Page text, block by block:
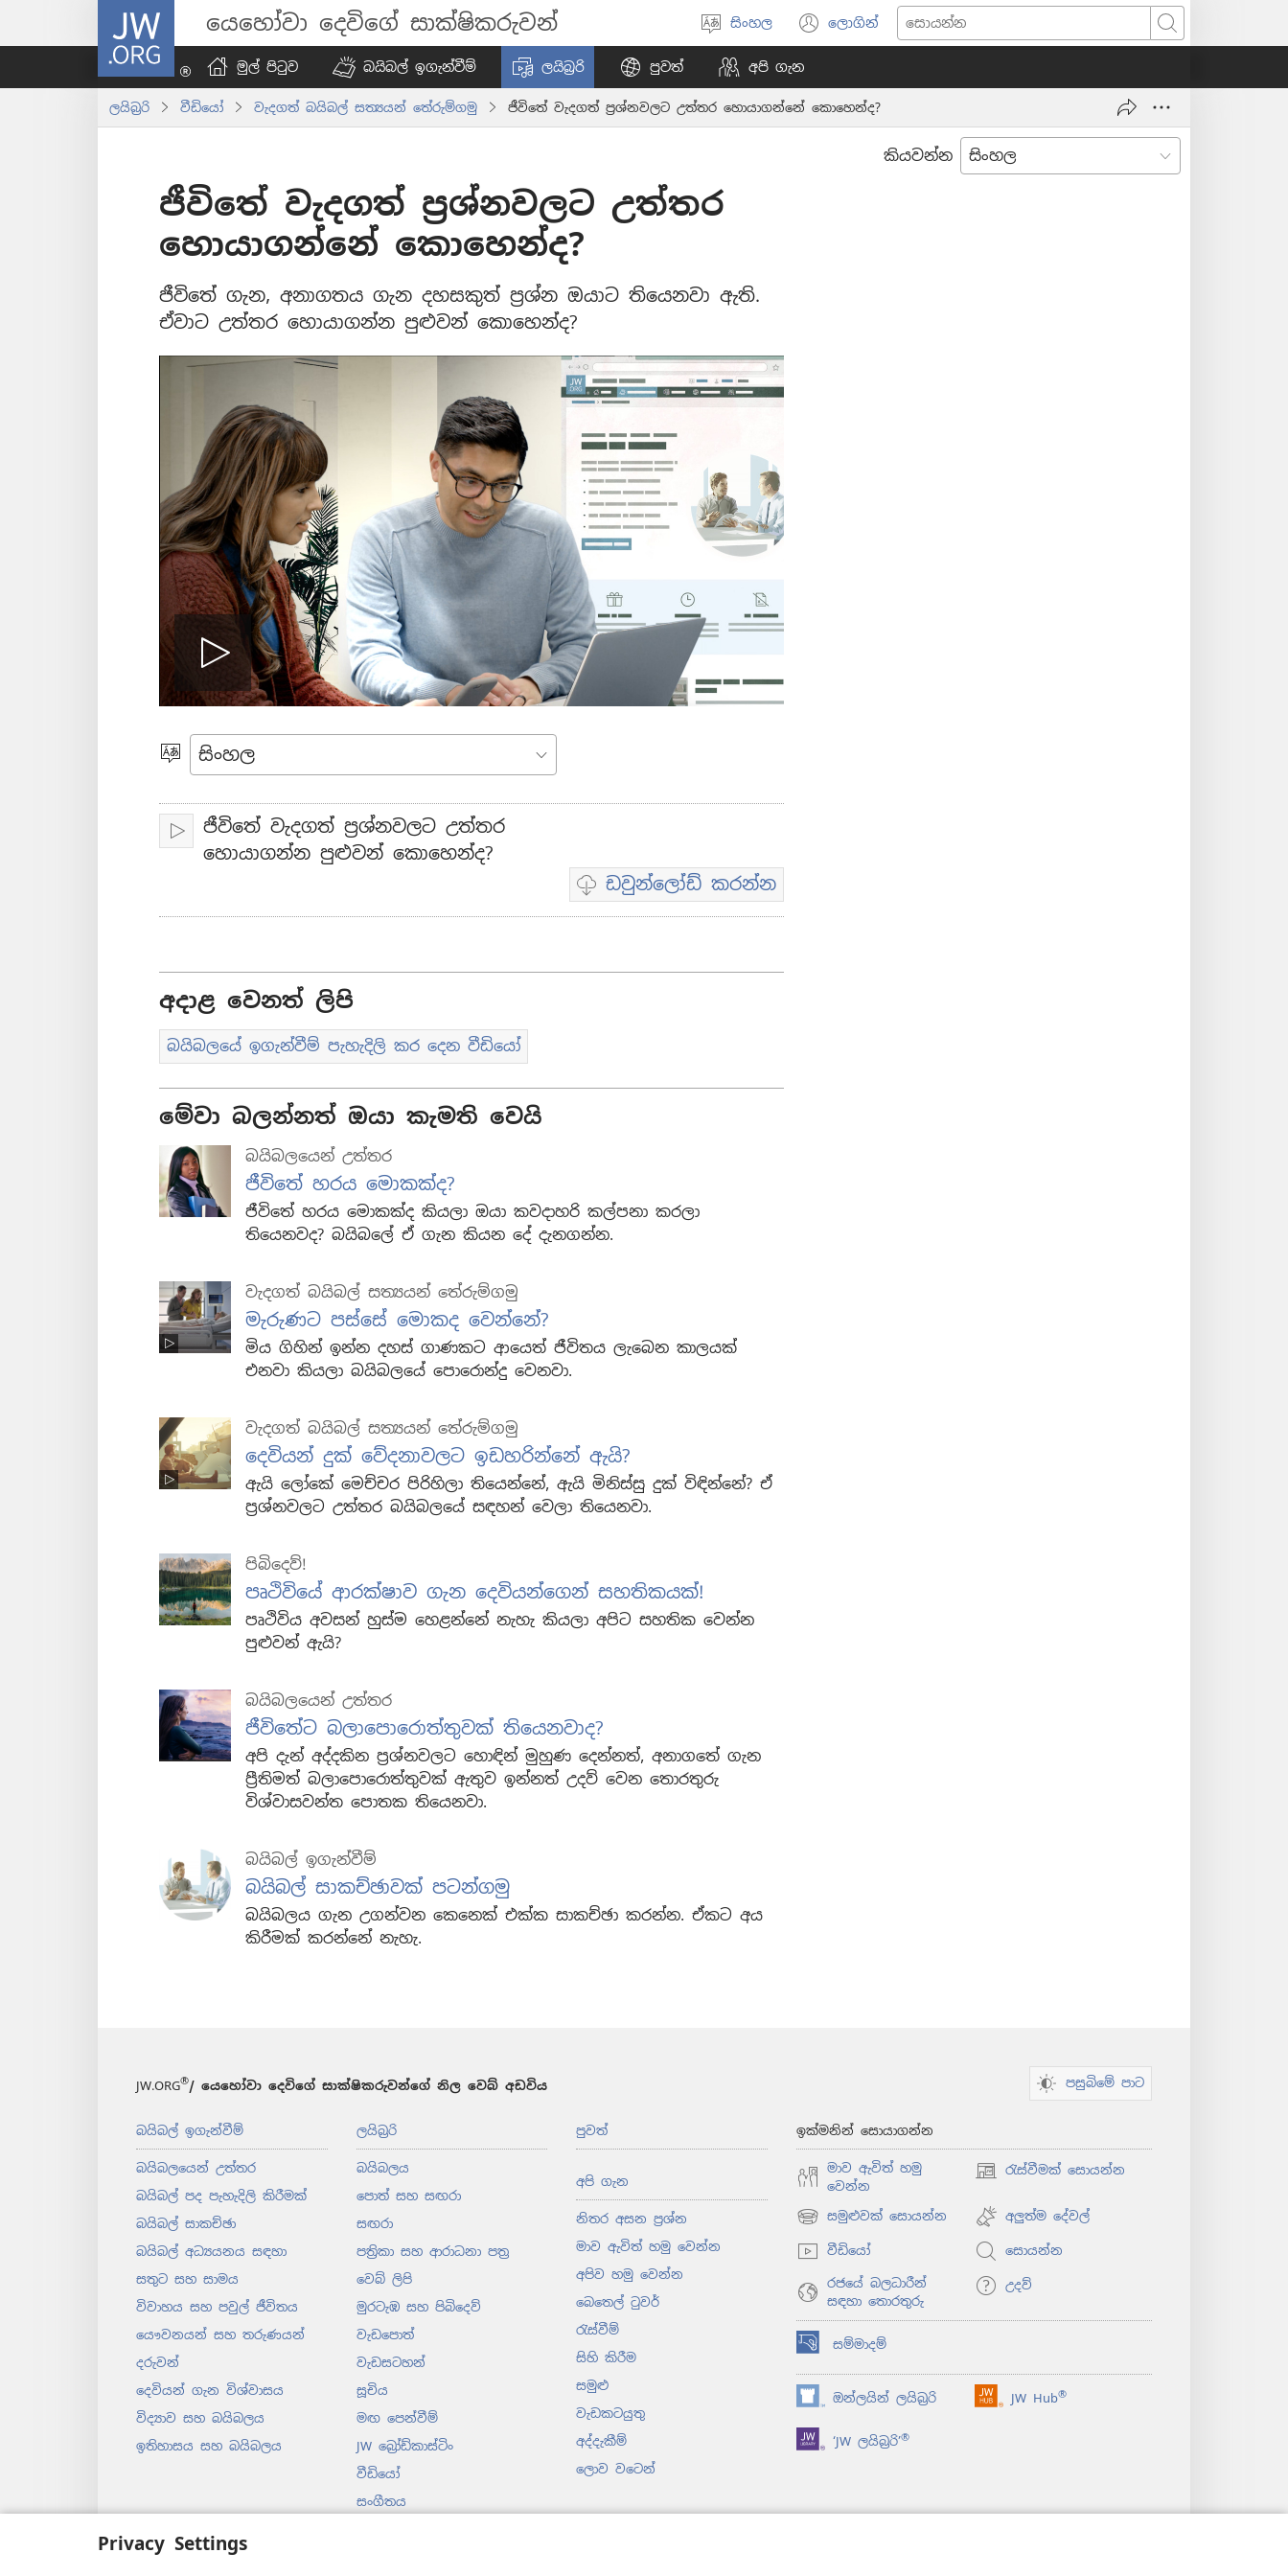
Privacy Settings
JW.ORG යෙහෝවා දෙවිගේ සාක්ෂිකරුවන්
භාෂාව
තෝරන්න
සිංහල ලොගින්
(opens
new
සොයන්න
මුල් පිටුව බයිබල් ඉගැන්වීම් ලයිබ්‍රරි පුවත් අපි ගැන
ලයිබ්‍රරි වීඩියෝ වැදගත් බයිබල් සත්‍යයන් තේරුම්ගමු ජීවිතේ වැදගත් ප්‍රශ්නවලට උත්තර හොයාගන්නේ කොහෙන්ද?
කියවන්න
ජීවිතේ වැදගත් ප්‍රශ්නවලට උත්තර
හොයාගන්නේ කොහෙන්ද?
ජීවිතේ ගැන, අනාගතය ගැන දහසකුත් ප්‍රශ්න ඔයාට තියෙනවා ඇති.
ඒවාට උත්තර හොයාගන්න පුළුවන් කොහෙන්ද?
ප්ලේ
කැමති
භාෂාව
Play
ජීවිතේ වැදගත් ප්‍රශ්නවලට උත්තර
හොයාගන්න පුළුවන් කොහෙන්ද?
ඩවුන්ලෝඩ් කරන්න
Video
download
අදාළ වෙනත් ලිපි
බයිබලයේ ඉගැන්වීම් පැහැදිලි කර දෙන වීඩියෝ
මේවා බලන්නත් ඔයා කැමති වෙයි
බයිබලයෙන් උත්තර
ජීවිතේ හරය මොකක්ද?
ජීවිතේ හරය මොකක්ද කියලා ඔයා කවදාහරි කල්පනා කරලා
තියෙනවද? බයිබලේ ඒ ගැන කියන දේ දැනගන්න.
වැදගත් බයිබල් සත්‍යයන් තේරුම්ගමු
මැරුණට පස්සේ මොකද වෙන්නේ?
මිය ගිහින් ඉන්න දහස් ගාණකට ආයෙත් ජීවිතය ලැබෙන කාලයක්
එනවා කියලා බයිබලයේ පොරොන්දු වෙනවා.
වැදගත් බයිබල් සත්‍යයන් තේරුම්ගමු
දෙවියන් දුක් වේදනාවලට ඉඩහරින්නේ ඇයි?
ඇයි ලෝකේ මෙච්චර පිරිහිලා තියෙන්නේ, ඇයි මිනිස්සු දුක් විඳින්නේ? ඒ
ප්‍රශ්නවලට උත්තර බයිබලයේ සඳහන් වෙලා තියෙනවා.
පිබිදෙව්!
පෘථිවියේ ආරක්ෂාව ගැන දෙවියන්ගෙන් සහතිකයක්!
පෘථිවිය අවසන් හුස්ම හෙළන්නේ නැහැ කියලා අපිට සහතික වෙන්න
පුළුවන් ඇයි?
බයිබලයෙන් උත්තර
ජීවිතේට බලාපොරොත්තුවක් තියෙනවාද?
අපි දැන් අද්දකින ප්‍රශ්නවලට හොඳින් මුහුණ දෙන්නත්, අනාගතේ ගැන
ප්‍රීතිමත් බලාපොරොත්තුවක් ඇතුව ඉන්නත් උදව් වෙන තොරතුරු
විශ්වාසවන්ත පොතක තියෙනවා.
බයිබල් ඉගැන්වීම්
බයිබල් සාකච්ඡාවක් පටන්ගමු
බයිබලය ගැන උගන්වන කෙනෙක් එක්ක සාකච්ඡා කරන්න. ඒකට අය
කිරීමක් කරන්නේ නැහැ.
JW.ORG®/ යෙහෝවා දෙවිගේ සාක්ෂිකරුවන්ගේ නිල වෙබ් අඩවිය පසුබිමේ පාට
බයිබල් ඉගැන්වීම්
බයිබලයෙන් උත්තර
බයිබල් පද පැහැදිලි කිරීමක්
බයිබල් සාකච්ඡා
බයිබල් අධ්‍යයනය සඳහා
සතුට සහ සාමය
විවාහය සහ පවුල් ජීවිතය
යෞවනයන් සහ තරුණයන්
දරුවන්
දෙවියන් ගැන විශ්වාසය
විද්‍යාව සහ බයිබලය
ඉතිහාසය සහ බයිබලය
ලයිබ්‍රරි
බයිබලය
පොත් සහ සඟරා
සඟරා
පත්‍රිකා සහ ආරාධනා පත්‍ර
වෙබ් ලිපි
මුරටැඹ සහ පිබිදෙව්
වැඩපොත්
වැඩසටහන්
සූචිය
මඟ පෙන්වීම්
JW බ්‍රෝඩ්කාස්ටිං
වීඩියෝ
සංගීතය
පුවත්
අපි ගැන
නිතර අසන ප්‍රශ්න
මාව ඇවිත් හමු වෙන්න
අපිව හමු වෙන්න
බෙතෙල් ටුවර්
රැස්වීම්
සිහි කිරීම
සමුළු
වැඩකටයුතු
අද්දැකීම්
ලොව වටෙන්
ඉක්මනින් සොයාගන්න
මාව ඇවිත් හමු
වෙන්න
රැස්වීමක් සොයන්න
(opens
window)
සමුළුවක් සොයන්න
(opens
new
window)
අලුත්ම දේවල්
වීඩියෝ
සොයන්න
රජයේ බලධාරීන්
සඳහා තොරතුරු
උදව්
සම්මාදම්
(opens
new
window)
ඔන්ලයින් ලයිබ්‍රරි
(opens
new
window)
JW Hub®
(opens
‘JW ලයිබ්‍රරි’®